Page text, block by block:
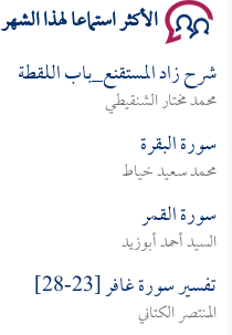
الأكثر استماعا لهذا الشهر
شرح زاد المستقنع_باب اللقطة
محمد مختار الشنقيطي
سورة البقرة
محمد سعيد خياط
سورة القمر
السيد أحمد أبوزيد
تفسير سورة غافر [23-28]
المنتصر الكتاني